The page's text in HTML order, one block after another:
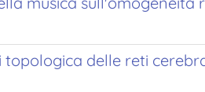
delle reti